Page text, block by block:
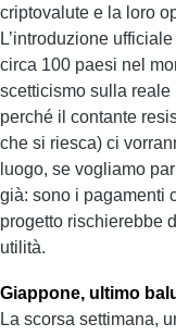
criptovalute e la loro
L’introduzione
circa 100 paesi nel
scetticismo sulla reale
perché il contante
che si riesca) ci
luogo, se vogliamo
già: sono i pagamenti
progetto rischierebbe
utilità.
Giappone, ultimo
La scorsa settimana,